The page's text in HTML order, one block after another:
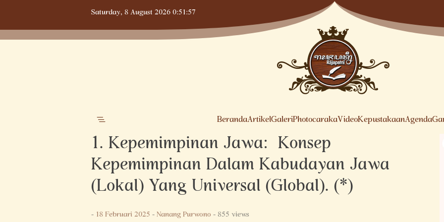
content
Saturday,8 August 20260:51:58
BerandaArtikelGaleriPhotocarakaVideoKepustakaanAgenda
1. Kepemimpinan Jawa: Konsep
Kepemimpinan Dalam Kabudayan Jawa
(Lokal) Yang Universal (Global). (*)
-18 Februari 2025-Nanang Purwono- 855 views